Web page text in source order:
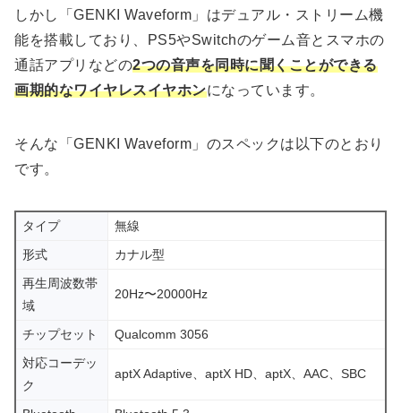
しかし「GENKI Waveform」はデュアル・ストリーム機
能を搭載しており、PS5やSwitchのゲーム音とスマホの
通話アプリなどの2つの音声を同時に聞くことができる
画期的なワイヤレスイヤホンになっています。
そんな「GENKI Waveform」のスペックは以下のとおり
です。
タイプ
無線
形式
カナル型
再生周波数帯
域
20Hz〜20000Hz
チップセット
Qualcomm 3056
対応コーデッ
ク
aptX Adaptive、aptX HD、aptX、AAC、SBC